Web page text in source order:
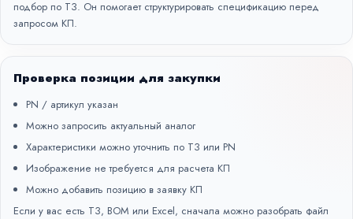
подбор по ТЗ. Он помогает структурировать спецификацию перед
запросом КП.
Проверка позиции для закупки
PN / артикул указан
Можно запросить актуальный аналог
Характеристики можно уточнить по ТЗ или PN
Изображение не требуется для расчета КП
Можно добавить позицию в заявку КП
Если у вас есть ТЗ, BOM или Excel, сначала можно разобрать файл